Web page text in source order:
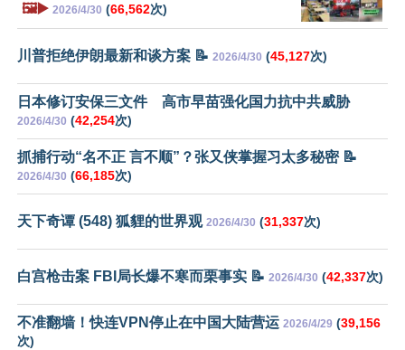
🖼️▶️ 2026/4/30 (66,562次)
川普拒绝伊朗最新和谈方案 📝 2026/4/30 (45,127次)
日本修订安保三文件 高市早苗强化国力抗中共威胁
2026/4/30 (42,254次)
抓捕行动“名不正 言不顺”？张又侠掌握习太多秘密 📝
2026/4/30 (66,185次)
天下奇谭 (548) 狐貍的世界观 2026/4/30 (31,337次)
白宫枪击案 FBI局长爆不寒而栗事实 📝 2026/4/30 (42,337次)
不准翻墙！快连VPN停止在中国大陆营运 2026/4/29 (39,156
次)